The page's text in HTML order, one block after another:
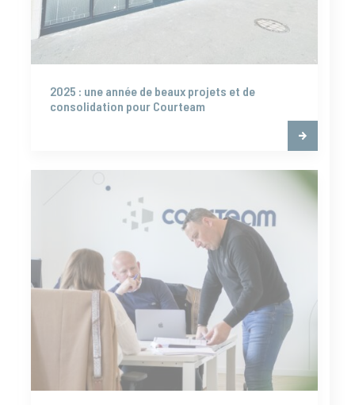
2025 : une année de beaux projets et de
consolidation pour Courteam